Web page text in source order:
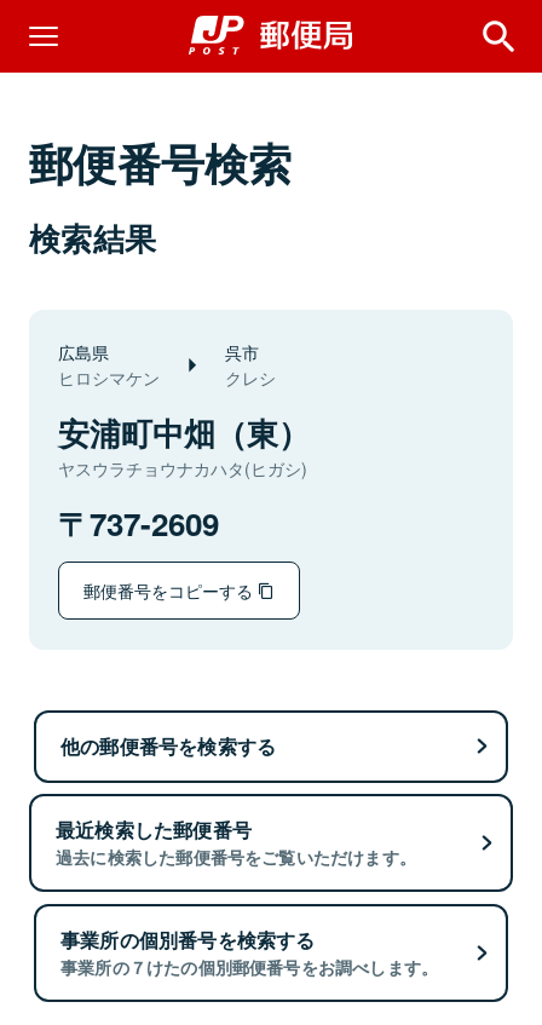
郵便番号検索
検索結果
広島県
ヒロシマケン
呉市
クレシ
安浦町中畑（東）
ヤスウラチョウナカハタ(ヒガシ)
737-2609
郵便番号をコピーする
他の郵便番号を検索する
最近検索した郵便番号
過去に検索した郵便番号をご覧いただけます。
事業所の個別番号を検索する
事業所の７けたの個別郵便番号をお調べします。